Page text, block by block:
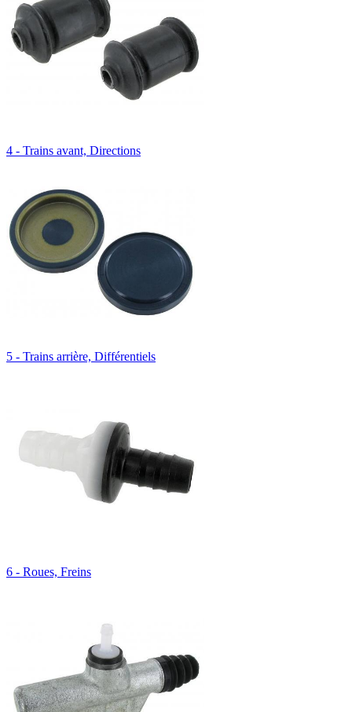
4 - Trains avant, Directions
5 - Trains arrière, Différentiels
6 - Roues, Freins